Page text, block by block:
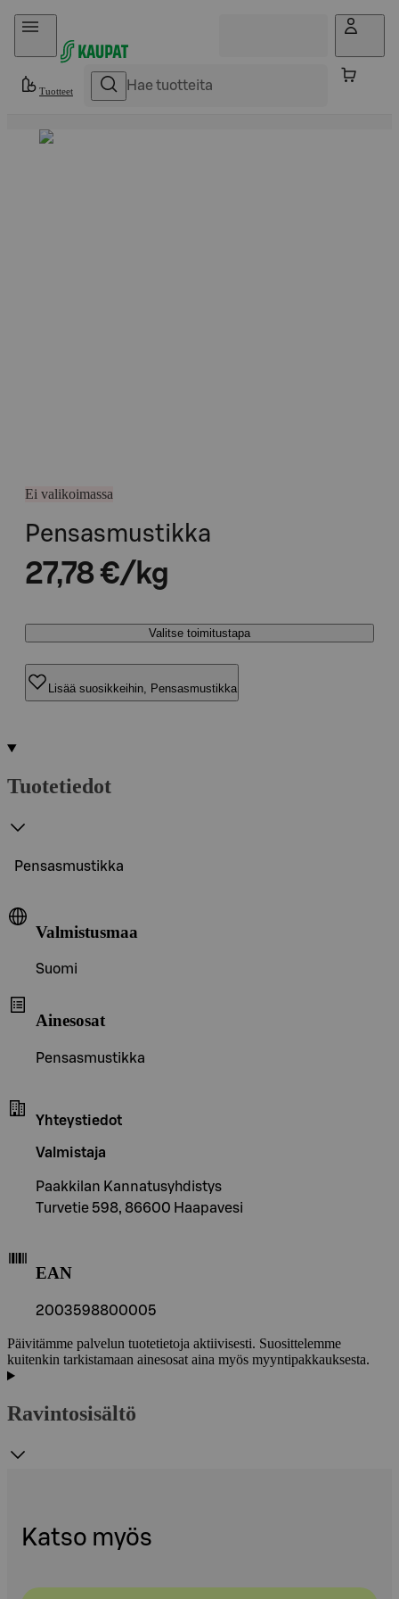
Hyppää sisältöön
Tuotteet
Ei valikoimassa
Pensasmustikka
27,78 €/kg
Valitse toimitustapa
Lisää suosikkeihin, Pensasmustikka
Tuotetiedot
Pensasmustikka
Valmistusmaa
Suomi
Ainesosat
Pensasmustikka
Yhteystiedot
Valmistaja
Paakkilan Kannatusyhdistys
Turvetie 598, 86600 Haapavesi
EAN
2003598800005
Päivitämme palvelun tuotetietoja aktiivisesti. Suosittelemme
kuitenkin tarkistamaan ainesosat aina myös myyntipakkauksesta.
Ravintosisältö
Katso myös